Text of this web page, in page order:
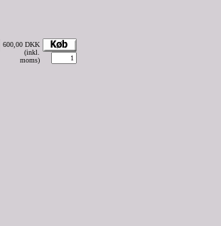
600,00 DKK
(inkl.
moms)